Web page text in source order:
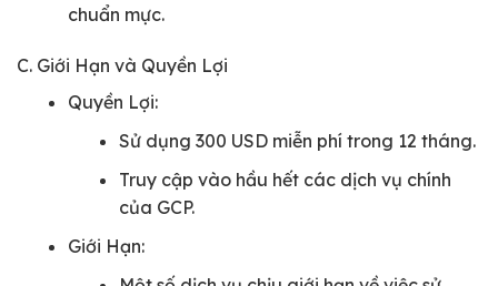
chuẩn mực.
C. Giới Hạn và Quyền Lợi
Quyền Lợi:
Sử dụng 300 USD miễn phí trong 12 tháng.
Truy cập vào hầu hết các dịch vụ chính
của GCP.
Giới Hạn: